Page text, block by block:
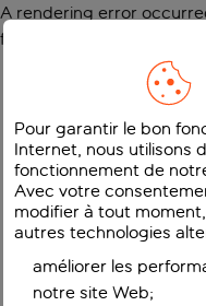
A rendering error
function
Pour garantir le bon
Internet, nous utilisons
fonctionnement de
Avec votre
modifier à tout
autres technologies
améliorer les
notre site Web;